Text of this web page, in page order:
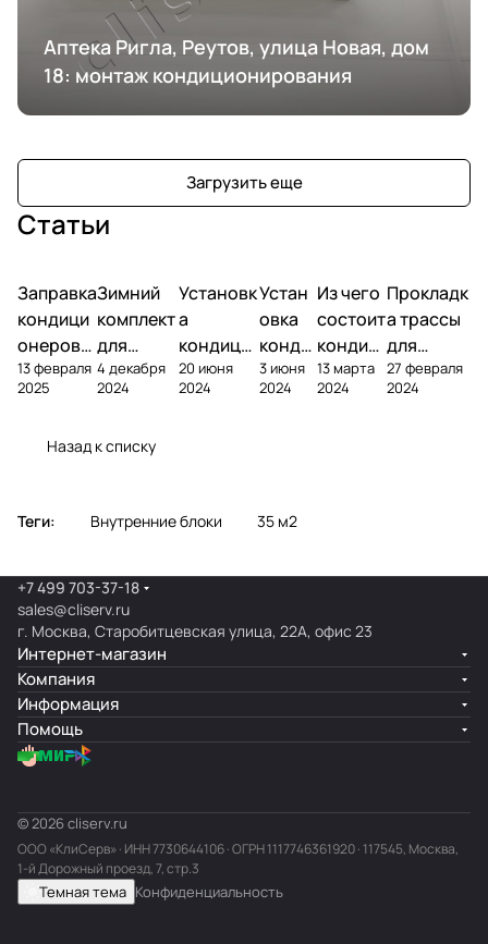
Аптека Ригла, Реутов, улица Новая, дом
18: монтаж кондиционирования
Загрузить еще
Статьи
Заправка
кондици
онеров
фреоном
13 февраля
2025
Зимний
комплект
для
кондици
онера
4 декабря
2024
Установк
а
кондици
онера на
фасаде
20 июня
2024
Устан
овка
конди
ционе
ра
3 июня
2024
Из чего
состоит
кондиц
ионер?
13 марта
2024
Прокладк
а трассы
для
кондицио
нера
27 февраля
2024
Назад к списку
Теги: Внутренние блоки 35 м2
+7 499 703-37-18
sales@cliserv.ru
г. Москва, Старобитцевская улица, 22А, офис 23
Интернет-магазин
Компания
Информация
Помощь
© 2026 cliserv.ru
ООО «КлиСерв» · ИНН7730644106· ОГРН 1117746361920 · 117545, Москва,
1-й Дорожный проезд, 7, стр.3
Темная тема Конфиденциальность